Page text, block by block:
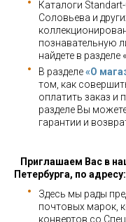
Каталоги
Соловьева и
познавательную
найдете в разделе «
В разделе«О
том, как
оплатить заказ и
разделе Вы
гарантии и
Приглашаем Вас в
Петербурга, по адресу:
Здесь мы рады
почтовых марок,
конвертов со